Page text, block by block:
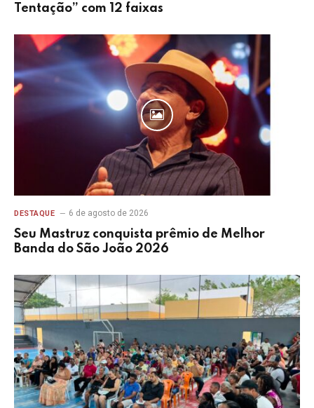
Tentação” com 12 faixas
DESTAQUE 6 de agosto de 2026
Seu Mastruz conquista prêmio de Melhor
Banda do São João 2026